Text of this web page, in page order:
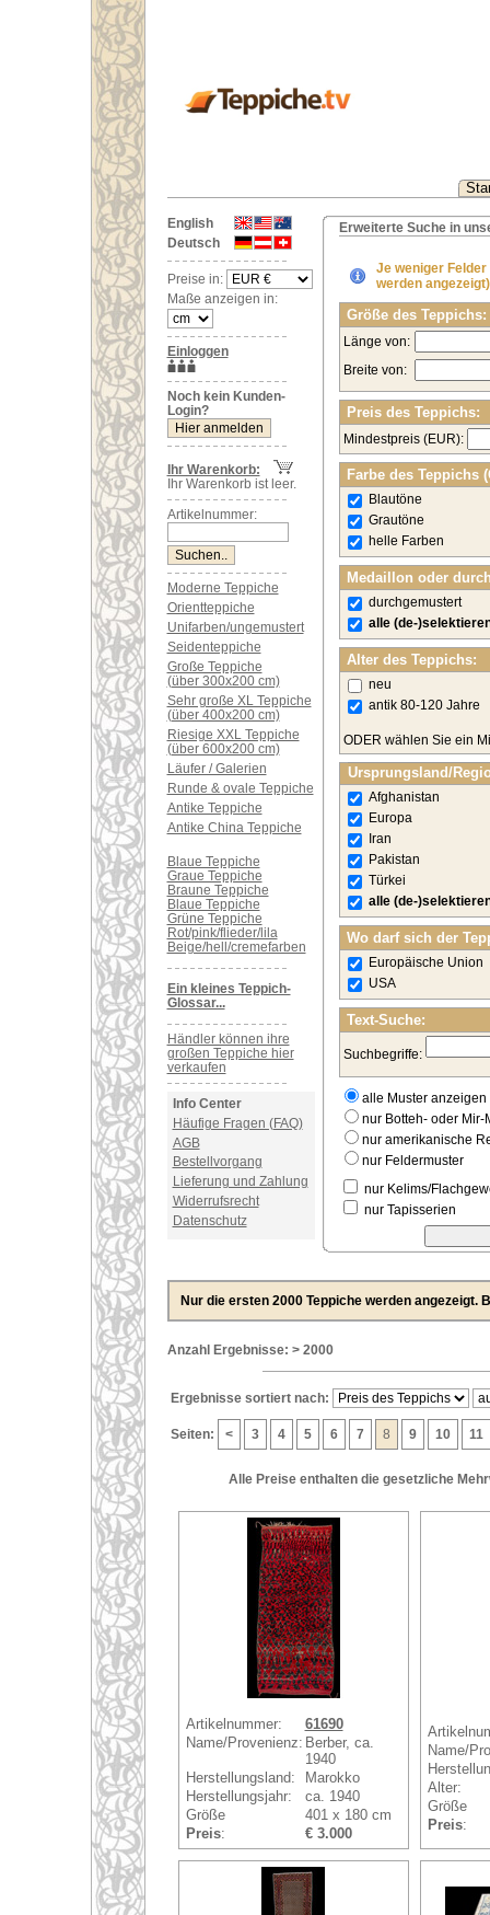
English
Deutsch
Preise in:
Maße anzeigen in:
Einloggen
Noch kein Kunden-
Login?
Ihr Warenkorb:
Ihr Warenkorb ist leer.
Artikelnummer:
Moderne Teppiche
Orientteppiche
Unifarben/ungemustert
Seidenteppiche
Große Teppiche
(über 300x200 cm)
Sehr große XL Teppiche
(über 400x200 cm)
Riesige XXL Teppiche
(über 600x200 cm)
Läufer / Galerien
Runde & ovale Teppiche
Antike Teppiche
Antike China Teppiche
Blaue Teppiche
Graue Teppiche
Braune Teppiche
Blaue Teppiche
Grüne Teppiche
Rot/pink/flieder/lila
Beige/hell/cremefarben
Ein kleines Teppich-
Glossar...
Händler können ihre
großen Teppiche hier
verkaufen
Info Center
Häufige Fragen (FAQ)
AGB
Bestellvorgang
Lieferung und Zahlung
Widerrufsrecht
Datenschutz
Erweiterte Suche in
Je weniger
werden
Größe des Teppichs:
Länge von:
Breite von:
Preis des Teppichs:
Mindestpreis (EUR):
Farbe des Teppichs
Blautöne
Grautöne
helle Farben
Medaillon oder
durchgemustert
alle (de-
Alter des Teppichs:
neu
antik 80-120 Jahre
ODER wählen Sie ein
Ursprungsland/
Afghanistan
Europa
Iran
Pakistan
Türkei
alle (de-
Wo darf sich der
Europäische Union
USA
Text-Suche:
Suchbegriffe:
alle Muster anzeigen
nur Botteh- oder Mir-
nur amerikanische
nur Feldermuster
nur Kelims/
nur Tapisserien
Nur die ersten 2000 Teppiche werden angezeigt.
Anzahl Ergebnisse: > 2000
Ergebnisse sortiert nach:
Seiten: < 3 4 5 6 7 8 9 10 11
Alle Preise enthalten die gesetzliche
Artikelnummer:
61690
Name/Provenienz: Berber, ca.
1940
Herstellungsland:
Marokko
Herstellungsjahr:
ca. 1940
Größe
401 x 180 cm
Preis: € 3.000
Name/
Alter:
Größe
Preis: